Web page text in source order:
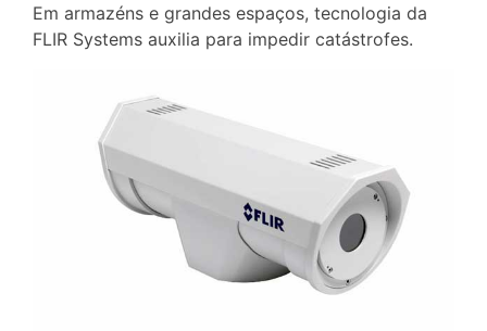
Em armazéns e grandes espaços, tecnologia da
FLIR Systems auxilia para impedir catástrofes.